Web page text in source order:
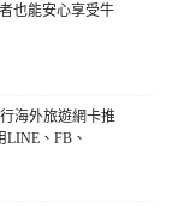
也能安心享受牛
海外旅遊網卡推
、FB、